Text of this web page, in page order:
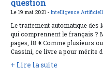
question
Le 19 mai 2021 -Intelligence
Le traitement automatique des
qui comprennent le français ?
pages, 18 € Comme plusieurs
Cassini, ce livre a pour mérite
+ Lire la suite